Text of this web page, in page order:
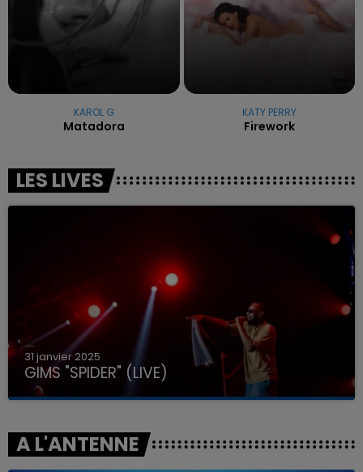
KAROL G
Matadora
KATY PERRY
Firework
LES LIVES
31 janvier 2025
GIMS "SPIDER" (LIVE)
A L'ANTENNE